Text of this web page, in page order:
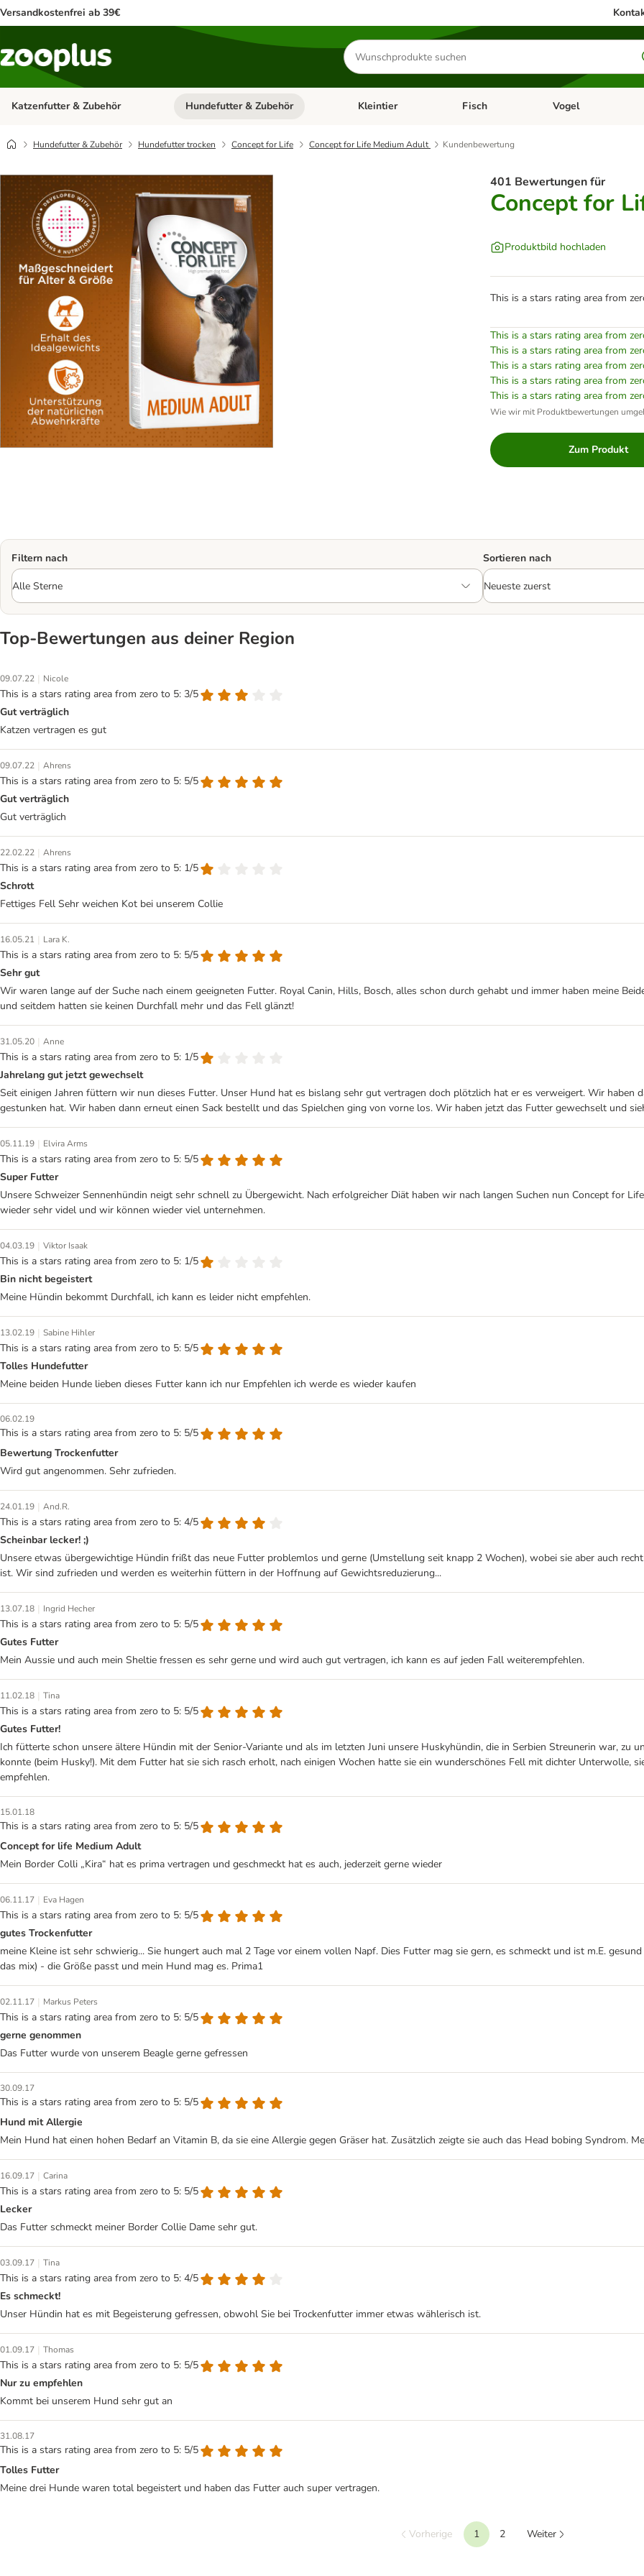
Versandkostenfrei ab 39€
Produkte
suchen
Katzenfutter & Zubehör Kategorie-Menü öffnen: Katzenfutter & Zubehör
Hundefutter & Zubehör Kategorie-Menü öffnen: Hundefutter & Zubehör
Kleintier Kategorie-Menü öffnen: Kleintier
Fisch Kategorie-Menü
Vogel
Hundefutter & Zubehör Hundefutter trocken Concept for Life Concept for Life Medium Adult Kundenbewertung
401 Bewertungen für
Concept for
Produktbild hochladen
This is a stars rating area from
This is a stars rating area from
This is a stars rating area from
This is a stars rating area from
This is a stars rating area from
This is a stars rating area from
Wie wir mit Produktbewertungen
Zum Produkt
Filtern nach Sortieren nach
Top‑Bewertungen aus deiner Region
09.07.22 | Nicole
This is a stars rating area from zero to 5: 3/5
Gut verträglich
Katzen vertragen es gut
09.07.22 | Ahrens
This is a stars rating area from zero to 5: 5/5
Gut verträglich
Gut verträglich
22.02.22 | Ahrens
This is a stars rating area from zero to 5: 1/5
Schrott
Fettiges Fell Sehr weichen Kot bei unserem Collie
16.05.21 | Lara K.
This is a stars rating area from zero to 5: 5/5
Sehr gut
Wir waren lange auf der Suche nach einem geeigneten Futter. Royal Canin, Hills, Bosch, alles schon durch gehabt und immer haben meine
und seitdem hatten sie keinen Durchfall mehr und das Fell glänzt!
31.05.20 | Anne
This is a stars rating area from zero to 5: 1/5
Jahrelang gut jetzt gewechselt
Seit einigen Jahren füttern wir nun dieses Futter. Unser Hund hat es bislang sehr gut vertragen doch plötzlich hat er es verweigert. Wir haben
gestunken hat. Wir haben dann erneut einen Sack bestellt und das Spielchen ging von vorne los. Wir haben jetzt das Futter gewechselt und
05.11.19 | Elvira Arms
This is a stars rating area from zero to 5: 5/5
Super Futter
Unsere Schweizer Sennenhündin neigt sehr schnell zu Übergewicht. Nach erfolgreicher Diät haben wir nach langen Suchen nun Concept for
wieder sehr videl und wir können wieder viel unternehmen.
04.03.19 | Viktor Isaak
This is a stars rating area from zero to 5: 1/5
Bin nicht begeistert
Meine Hündin bekommt Durchfall, ich kann es leider nicht empfehlen.
13.02.19 | Sabine Hihler
This is a stars rating area from zero to 5: 5/5
Tolles Hundefutter
Meine beiden Hunde lieben dieses Futter kann ich nur Empfehlen ich werde es wieder kaufen
06.02.19
This is a stars rating area from zero to 5: 5/5
Bewertung Trockenfutter
Wird gut angenommen. Sehr zufrieden.
24.01.19 | And.R.
This is a stars rating area from zero to 5: 4/5
Scheinbar lecker! ;)
Unsere etwas übergewichtige Hündin frißt das neue Futter problemlos und gerne (Umstellung seit knapp 2 Wochen), wobei sie aber auch
ist. Wir sind zufrieden und werden es weiterhin füttern in der Hoffnung auf Gewichtsreduzierung...
13.07.18 | Ingrid Hecher
This is a stars rating area from zero to 5: 5/5
Gutes Futter
Mein Aussie und auch mein Sheltie fressen es sehr gerne und wird auch gut vertragen, ich kann es auf jeden Fall weiterempfehlen.
11.02.18 | Tina
This is a stars rating area from zero to 5: 5/5
Gutes Futter!
Ich fütterte schon unsere ältere Hündin mit der Senior-Variante und als im letzten Juni unsere Huskyhündin, die in Serbien Streunerin war, zu
konnte (beim Husky!). Mit dem Futter hat sie sich rasch erholt, nach einigen Wochen hatte sie ein wunderschönes Fell mit dichter Unterwolle,
empfehlen.
15.01.18
This is a stars rating area from zero to 5: 5/5
Concept for life Medium Adult
Mein Border Colli „Kira“ hat es prima vertragen und geschmeckt hat es auch, jederzeit gerne wieder
06.11.17 | Eva Hagen
This is a stars rating area from zero to 5: 5/5
gutes Trockenfutter
meine Kleine ist sehr schwierig... Sie hungert auch mal 2 Tage vor einem vollen Napf. Dies Futter mag sie gern, es schmeckt und ist m.E.
das mix) - die Größe passt und mein Hund mag es. Prima1
02.11.17 | Markus Peters
This is a stars rating area from zero to 5: 5/5
gerne genommen
Das Futter wurde von unserem Beagle gerne gefressen
30.09.17
This is a stars rating area from zero to 5: 5/5
Hund mit Allergie
Mein Hund hat einen hohen Bedarf an Vitamin B, da sie eine Allergie gegen Gräser hat. Zusätzlich zeigte sie auch das Head bobing Syndrom.
16.09.17 | Carina
This is a stars rating area from zero to 5: 5/5
Lecker
Das Futter schmeckt meiner Border Collie Dame sehr gut.
03.09.17 | Tina
This is a stars rating area from zero to 5: 4/5
Es schmeckt!
Unser Hündin hat es mit Begeisterung gefressen, obwohl Sie bei Trockenfutter immer etwas wählerisch ist.
01.09.17 | Thomas
This is a stars rating area from zero to 5: 5/5
Nur zu empfehlen
Kommt bei unserem Hund sehr gut an
31.08.17
This is a stars rating area from zero to 5: 5/5
Tolles Futter
Meine drei Hunde waren total begeistert und haben das Futter auch super vertragen.
Vorherige 1 2 Weiter